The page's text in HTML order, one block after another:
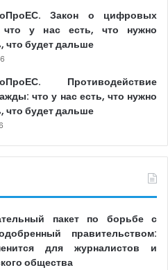
Закон о цифровых
что у нас есть, что нужно
что будет дальше
Противодействие
что у нас есть, что нужно
что будет дальше
пакет по борьбе с
правительством:
для журналистов и
общества